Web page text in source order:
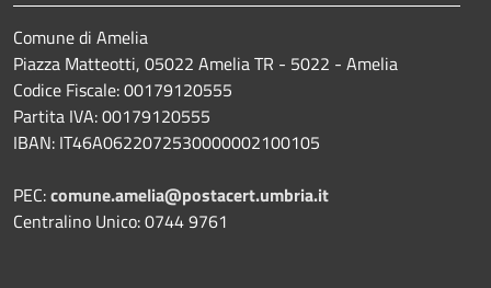
Comune di Amelia
Piazza Matteotti, 05022 Amelia TR - 5022 - Amelia
Codice Fiscale: 00179120555
Partita IVA: 00179120555
IBAN: IT46A0622072530000002100105
PEC:comune.amelia@postacert.umbria.it
Centralino Unico: 0744 9761